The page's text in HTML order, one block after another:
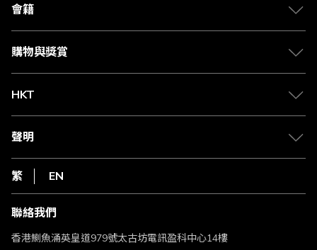
合作夥伴
媒體中心
會籍
會籍及專屬禮遇
賺取積分
購物與獎賞
物流與配送
Club Shopping 商品領取站
常見問題
HKT
csl.
1010
HKT
聲明
私隱聲明
使用條款
條款及細則
不歧視及不騷擾聲明
認可牌照及通告
繁 EN
聯絡我們
香港鰂魚涌英皇道979號太古坊電訊盈科中心14樓